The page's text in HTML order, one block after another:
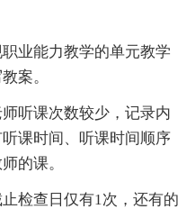
业能力教学的单元教学
案。
听课次数较少，记录内
课时间、听课时间顺序
的课。
检查日仅有1次，还有的